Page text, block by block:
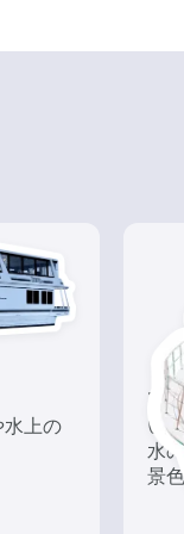
水上の
ツ
い
水
景